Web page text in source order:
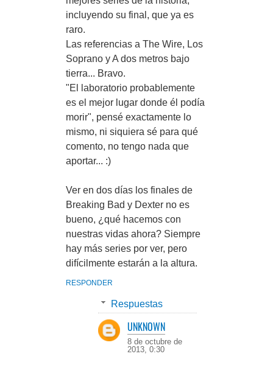
incluyendo su final, que ya es
raro.
Las referencias a The Wire, Los
Soprano y A dos metros bajo
tierra... Bravo.
"El laboratorio probablemente
es el mejor lugar donde él podía
morir", pensé exactamente lo
mismo, ni siquiera sé para qué
comento, no tengo nada que
aportar... :)
Ver en dos días los finales de
Breaking Bad y Dexter no es
bueno, ¿qué hacemos con
nuestras vidas ahora? Siempre
hay más series por ver, pero
difícilmente estarán a la altura.
RESPONDER
Respuestas
UNKNOWN
8 de octubre de
2013, 0:30